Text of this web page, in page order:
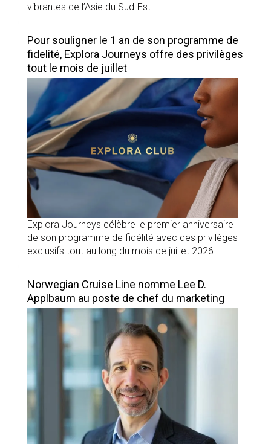
vibrantes de l’Asie du Sud-Est.
Pour souligner le 1 an de son programme de
fidelité, Explora Journeys offre des privilèges
tout le mois de juillet
Explora Journeys célèbre le premier anniversaire
de son programme de fidélité avec des privilèges
exclusifs tout au long du mois de juillet 2026.
Norwegian Cruise Line nomme Lee D.
Applbaum au poste de chef du marketing